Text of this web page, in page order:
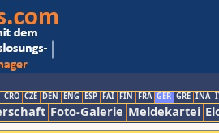
CRO CZE DEN ENG ESP FAI FIN FRA GER GRE INA
Foto-Galerie Meldekartei